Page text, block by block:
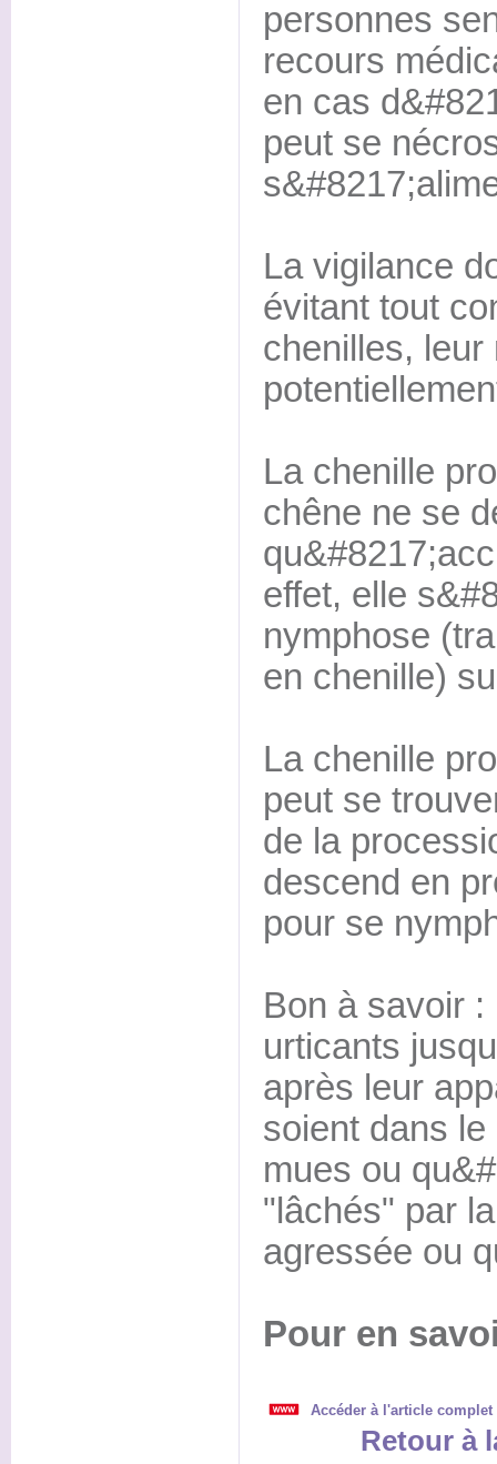
personnes
recours
en cas
peut se
La vigilance
évitant tout
chenilles, leur
La chenille
chêne ne se
effet, elle
nymphose
en chenille)
La chenille
peut se
de la
descend en
pour se
Bon à savoir
urticants
après leur
soient dans
mues ou
"lâchés" par
agressée ou
Pour en
Accéder à l'article complet
Retour à